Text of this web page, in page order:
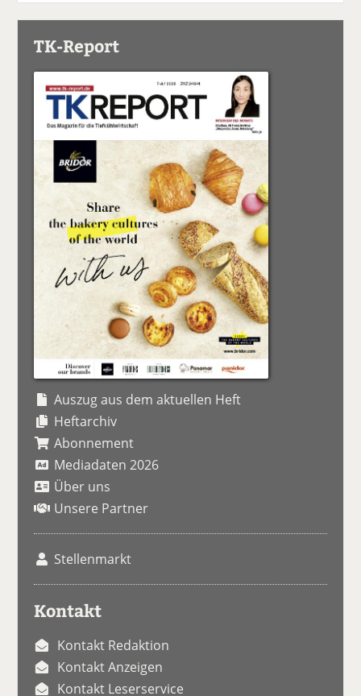
TK-Report
Auszug aus dem aktuellen Heft
Heftarchiv
Abonnement
Mediadaten 2026
Über uns
Unsere Partner
Stellenmarkt
Kontakt
Kontakt Redaktion
Kontakt Anzeigen
Kontakt Leserservice